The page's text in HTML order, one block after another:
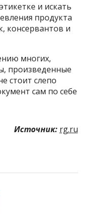
и искать
продукта
консервантов и
многих,
произведенные
стоит слепо
сам по себе
Источник: rg.ru